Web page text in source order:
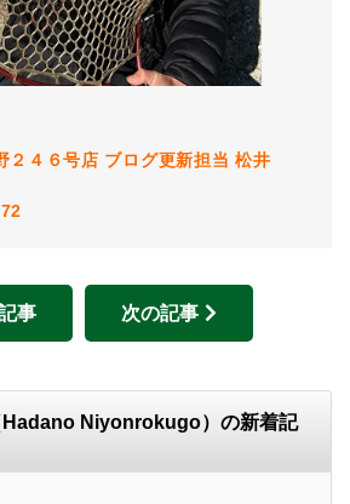
２４６号店 ブログ更新担当 松井
事 次の記事
Hadano Niyonrokugo）の新着記